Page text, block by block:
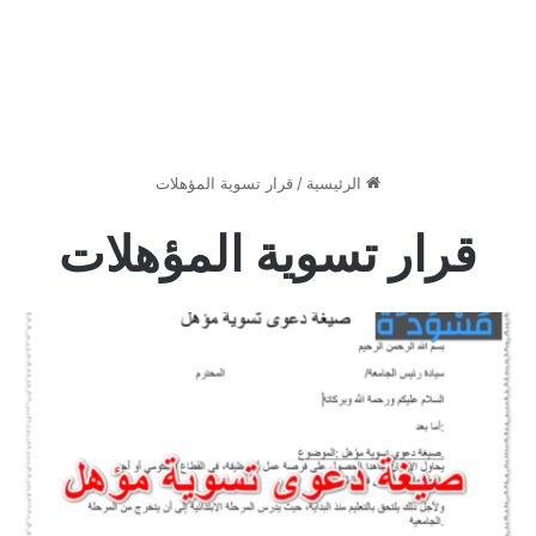
الرئيسية /قرار تسوية المؤهلات
قرار تسوية المؤهلات